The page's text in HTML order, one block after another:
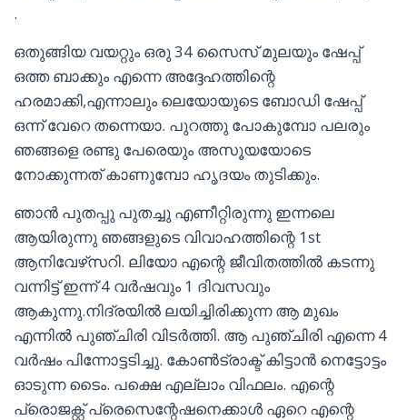
.
ഒതുങ്ങിയ വയറ്റും ഒരു 34 സൈസ് മുലയും ഷേപ്പ്
ഒത്ത ബാക്കും എന്നെ അദ്ദേഹത്തിന്റെ
ഹരമാക്കി,എന്നാലും ലെയോയുടെ ബോഡി ഷേപ്പ്
ഒന്ന് വേറെ തന്നെയാ. പുറത്തു പോകുമ്പോ പലരും
ഞങ്ങളെ രണ്ടു പേരെയും അസൂയയോടെ
നോക്കുന്നത് കാണുമ്പോ ഹൃദയം തുടിക്കും.
ഞാൻ പുതപ്പു പുതച്ചു എണീറ്റിരുന്നു ഇന്നലെ
ആയിരുന്നു ഞങ്ങളുടെ വിവാഹത്തിന്റെ 1st
ആനിവേഴ്‌സറി. ലിയോ എന്റെ ജീവിതത്തിൽ കടന്നു
വന്നിട്ട് ഇന്ന് 4 വർഷവും 1 ദിവസവും
ആകുന്നു.നിദ്രയിൽ ലയിച്ചിരിക്കുന്ന ആ മുഖം
എന്നിൽ പുഞ്ചിരി വിടർത്തി. ആ പുഞ്ചിരി എന്നെ 4
വർഷം പിന്നോട്ടടിച്ചു. കോൺട്രാക്ട് കിട്ടാൻ നെട്ടോട്ടം
ഓടുന്ന ടൈം. പക്ഷെ എല്ലാം വിഫലം. എന്റെ
പ്രൊജക്റ്റ് പ്രെസെന്റേഷനെക്കാൾ ഏറെ എന്റെ